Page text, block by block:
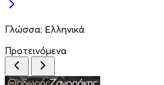
Γλώσσα: Ελληνικά
Προτεινόμενα